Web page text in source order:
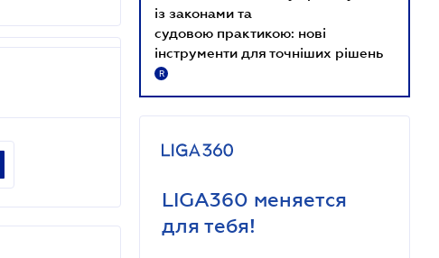
із законами та
судовою практикою: нові
інструменти для точніших рішень
R
LIGA360 меняется
для тебя!